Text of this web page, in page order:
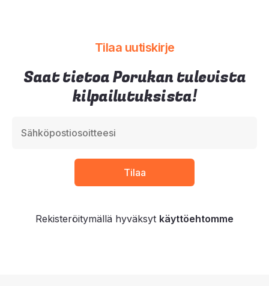
Tilaa uutiskirje
Saat tietoa Porukan tulevista
kilpailutuksista!
Rekisteröitymällä hyväksyt käyttöehtomme